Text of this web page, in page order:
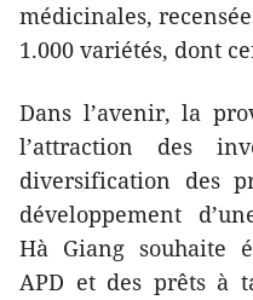
médicinales,
1.000 variétés, dont
Dans l’avenir, la
l’attraction des
diversification des
développement
Hà Giang souhaite
APD et des prêts à